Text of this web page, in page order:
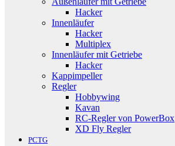
Hacker
Innenläufer
Hacker
Multiplex
Innenläufer mit Getriebe
Hacker
Kappimpeller
Regler
Hobbywing
Kavan
RC-Regler von PowerBox
XD Fly Regler
PCTG